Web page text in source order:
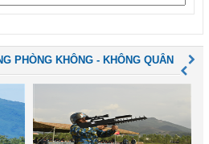
PHÒNG KHÔNG - KHÔNG QUÂN